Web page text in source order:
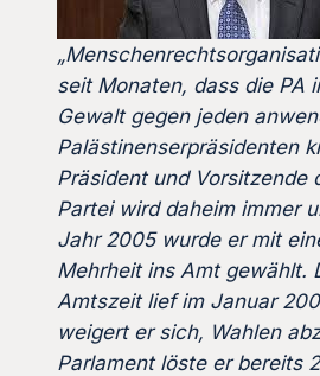
seit Monaten, dass die PA
Gewalt gegen jeden
Palästinenserpräsidenten
Präsident und Vorsitzende
Partei wird daheim immer
Jahr 2005 wurde er mit
Mehrheit ins Amt gewählt.
Amtszeit lief im Januar
weigert er sich, Wahlen
Parlament löste er bereits